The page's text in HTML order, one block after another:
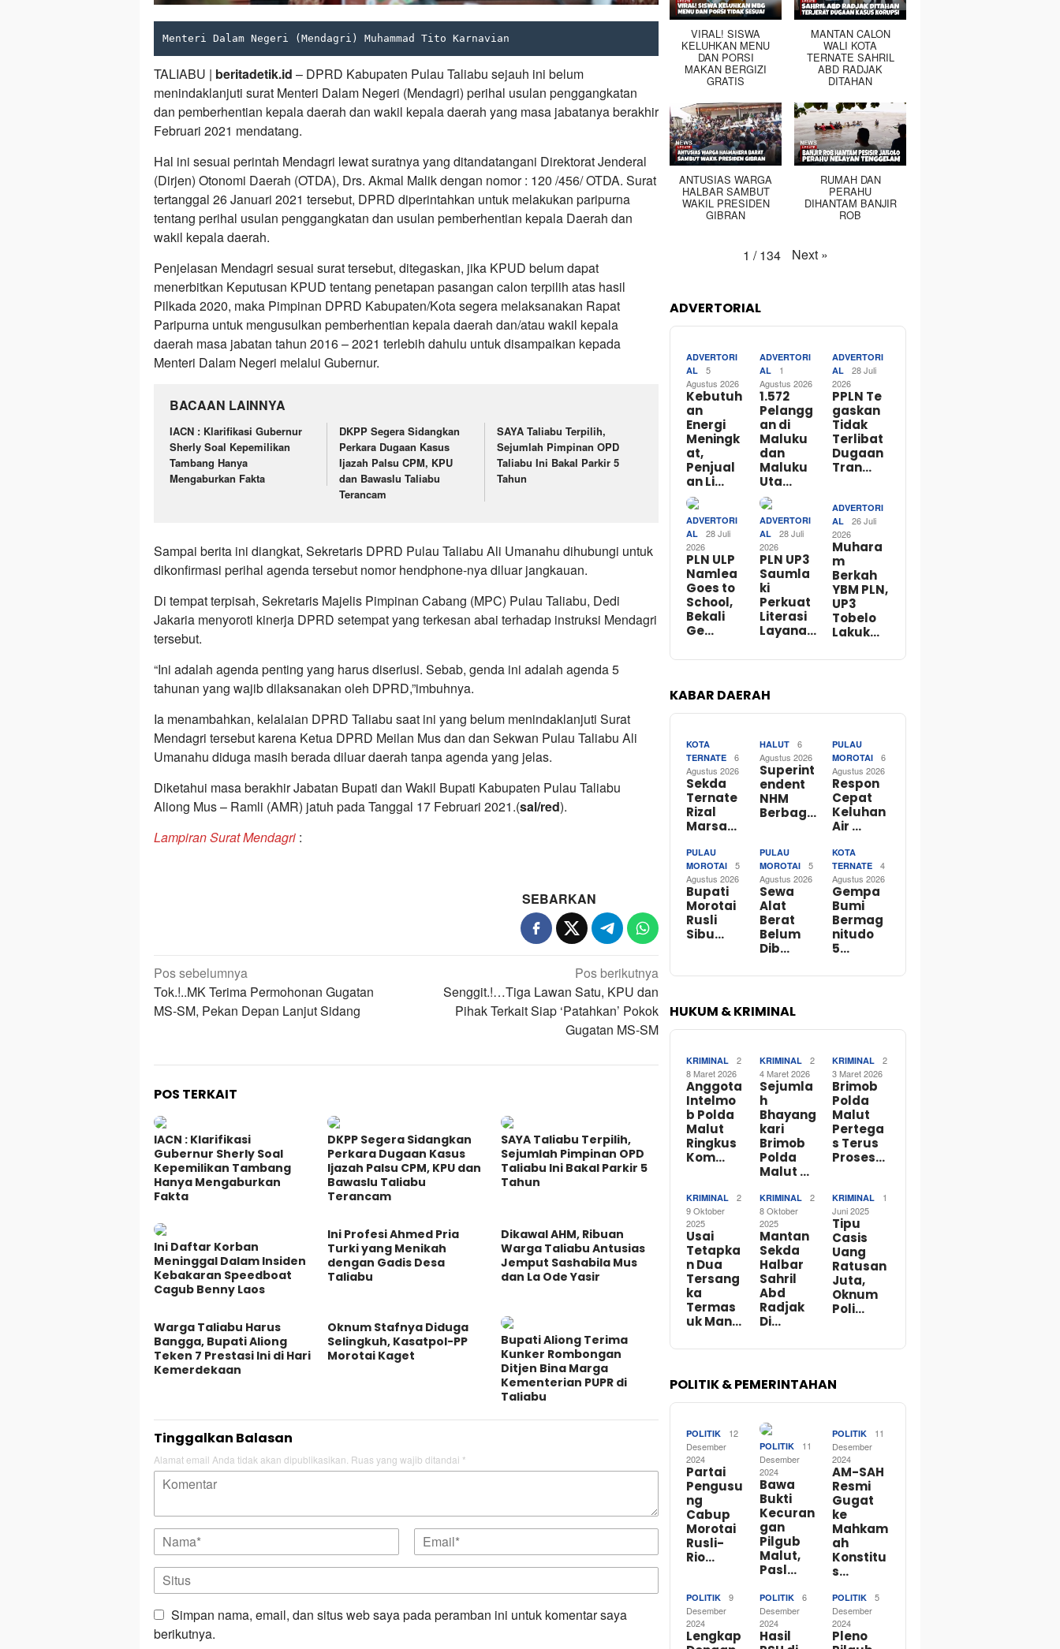
Menteri Dalam Negeri (Mendagri) Muhammad Tito Karnavian
TALIABU | beritadetik.id – DPRD Kabupaten Pulau Taliabu sejauh ini belum
menindaklanjuti surat Menteri Dalam Negeri (Mendagri) perihal usulan penggangkatan
dan pemberhentian kepala daerah dan wakil kepala daerah yang masa jabatanya berakhir
Februari 2021 mendatang.
Hal ini sesuai perintah Mendagri lewat suratnya yang ditandatangani Direktorat Jenderal
(Dirjen) Otonomi Daerah (OTDA), Drs. Akmal Malik dengan nomor : 120 /456/ OTDA. Surat
tertanggal 26 Januari 2021 tersebut, DPRD diperintahkan untuk melakukan paripurna
tentang perihal usulan penggangkatan dan usulan pemberhentian kepala Daerah dan
wakil kepala daerah.
Penjelasan Mendagri sesuai surat tersebut, ditegaskan, jika KPUD belum dapat
menerbitkan Keputusan KPUD tentang penetapan pasangan calon terpilih atas hasil
Pilkada 2020, maka Pimpinan DPRD Kabupaten/Kota segera melaksanakan Rapat
Paripurna untuk mengusulkan pemberhentian kepala daerah dan/atau wakil kepala
daerah masa jabatan tahun 2016 – 2021 terlebih dahulu untuk disampaikan kepada
Menteri Dalam Negeri melalui Gubernur.
BACAAN LAINNYA
IACN : Klarifikasi Gubernur
Sherly Soal Kepemilikan
Tambang Hanya
Mengaburkan Fakta
DKPP Segera Sidangkan
Perkara Dugaan Kasus
Ijazah Palsu CPM, KPU
dan Bawaslu Taliabu
Terancam
SAYA Taliabu Terpilih,
Sejumlah Pimpinan OPD
Taliabu Ini Bakal Parkir 5
Tahun
Sampai berita ini diangkat, Sekretaris DPRD Pulau Taliabu Ali Umanahu dihubungi untuk
dikonfirmasi perihal agenda tersebut nomor hendphone-nya diluar jangkauan.
Di tempat terpisah, Sekretaris Majelis Pimpinan Cabang (MPC) Pulau Taliabu, Dedi
Jakaria menyoroti kinerja DPRD setempat yang terkesan abai terhadap instruksi Mendagri
tersebut.
“Ini adalah agenda penting yang harus diseriusi. Sebab, genda ini adalah agenda 5
tahunan yang wajib dilaksanakan oleh DPRD,”imbuhnya.
Ia menambahkan, kelalaian DPRD Taliabu saat ini yang belum menindaklanjuti Surat
Mendagri tersebut karena Ketua DPRD Meilan Mus dan dan Sekwan Pulau Taliabu Ali
Umanahu diduga masih berada diluar daerah tanpa agenda yang jelas.
Diketahui masa berakhir Jabatan Bupati dan Wakil Bupati Kabupaten Pulau Taliabu
Aliong Mus – Ramli (AMR) jatuh pada Tanggal 17 Februari 2021.(sal/red).
Lampiran Surat Mendagri :
SEBARKAN
Navigasi
pos
Pos sebelumnya
Tok.!..MK Terima Permohonan Gugatan
MS-SM, Pekan Depan Lanjut Sidang
Pos berikutnya
Senggit.!…Tiga Lawan Satu, KPU dan
Pihak Terkait Siap ‘Patahkan’ Pokok
Gugatan MS-SM
POS TERKAIT
IACN : Klarifikasi
Gubernur Sherly Soal
Kepemilikan Tambang
Hanya Mengaburkan
Fakta
DKPP Segera Sidangkan
Perkara Dugaan Kasus
Ijazah Palsu CPM, KPU dan
Bawaslu Taliabu
Terancam
SAYA Taliabu Terpilih,
Sejumlah Pimpinan OPD
Taliabu Ini Bakal Parkir 5
Tahun
Ini Daftar Korban
Meninggal Dalam Insiden
Kebakaran Speedboat
Cagub Benny Laos
Ini Profesi Ahmed Pria
Turki yang Menikah
dengan Gadis Desa
Taliabu
Dikawal AHM, Ribuan
Warga Taliabu Antusias
Jemput Sashabila Mus
dan La Ode Yasir
Warga Taliabu Harus
Bangga, Bupati Aliong
Teken 7 Prestasi Ini di Hari
Kemerdekaan
Oknum Stafnya Diduga
Selingkuh, Kasatpol-PP
Morotai Kaget
Bupati Aliong Terima
Kunker Rombongan
Ditjen Bina Marga
Kementerian PUPR di
Taliabu
Tinggalkan Balasan
Alamat email Anda tidak akan dipublikasikan. Ruas yang wajib ditandai *
Simpan nama, email, dan situs web saya pada peramban ini untuk komentar saya
berikutnya.
VIRAL! SISWA
KELUHKAN MENU
DAN PORSI
MAKAN BERGIZI
GRATIS
MANTAN CALON
WALI KOTA
TERNATE SAHRIL
ABD RADJAK
DITAHAN
ANTUSIAS WARGA
HALBAR SAMBUT
WAKIL PRESIDEN
GIBRAN
RUMAH DAN
PERAHU
DIHANTAM BANJIR
ROB
1 / 134 Next »
ADVERTORIAL
ADVERTORI
AL
5
Agustus 2026
Kebutuh
an
Energi
Meningk
at,
Penjual
an Li…
ADVERTORI
AL
1
Agustus 2026
1.572
Pelangg
an di
Maluku
dan
Maluku
Uta…
ADVERTORI
AL
28 Juli
2026
PPLN Te
gaskan
Tidak
Terlibat
Dugaan
Tran…
ADVERTORI
AL
28 Juli
2026
PLN ULP
Namlea
Goes to
School,
Bekali
Ge…
ADVERTORI
AL
28 Juli
2026
PLN UP3
Saumla
ki
Perkuat
Literasi
Layana…
ADVERTORI
AL
26 Juli
2026
Muhara
m
Berkah
YBM PLN,
UP3
Tobelo
Lakuk…
KABAR DAERAH
KOTA
TERNATE
6
Agustus 2026
Sekda
Ternate
Rizal
Marsa…
HALUT
6
Agustus 2026
Superint
endent
NHM
Berbag…
PULAU
MOROTAI
6
Agustus 2026
Respon
Cepat
Keluhan
Air …
PULAU
MOROTAI
5
Agustus 2026
Bupati
Morotai
Rusli
Sibu…
PULAU
MOROTAI
5
Agustus 2026
Sewa
Alat
Berat
Belum
Dib…
KOTA
TERNATE
4
Agustus 2026
Gempa
Bumi
Bermag
nitudo
5…
HUKUM & KRIMINAL
KRIMINAL
2
8 Maret 2026
Anggota
Intelmo
b Polda
Malut
Ringkus
Kom…
KRIMINAL
2
4 Maret 2026
Sejumla
h
Bhayang
kari
Brimob
Polda
Malut …
KRIMINAL
2
3 Maret 2026
Brimob
Polda
Malut
Pertega
s Terus
Proses…
KRIMINAL
2
9 Oktober
2025
Usai
Tetapka
n Dua
Tersang
ka
Termas
uk Man…
KRIMINAL
2
8 Oktober
2025
Mantan
Sekda
Halbar
Sahril
Abd
Radjak
Di…
KRIMINAL
1
Juni 2025
Tipu
Casis
Uang
Ratusan
Juta,
Oknum
Poli…
POLITIK & PEMERINTAHAN
POLITIK
12
Desember
2024
Partai
Pengusu
ng
Cabup
Morotai
Rusli-
Rio…
POLITIK
11
Desember
2024
Bawa
Bukti
Kecuran
gan
Pilgub
Malut,
Pasl…
POLITIK
11
Desember
2024
AM-SAH
Resmi
Gugat
ke
Mahkam
ah
Konstitu
s…
POLITIK
9
Desember
2024
Lengkap
POLITIK
6
Desember
2024
Hasil
POLITIK
5
Desember
2024
Pleno